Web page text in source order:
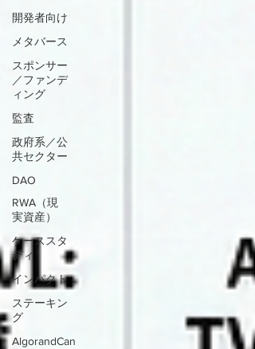
開発者向け
メタバース
スポンサー
／ファンデ
ィング
監査
政府系／公
共セクター
DAO
RWA（現
実資産）
ケーススタ
ディ
インパクト
ステーキン
グ
AlgorandCan